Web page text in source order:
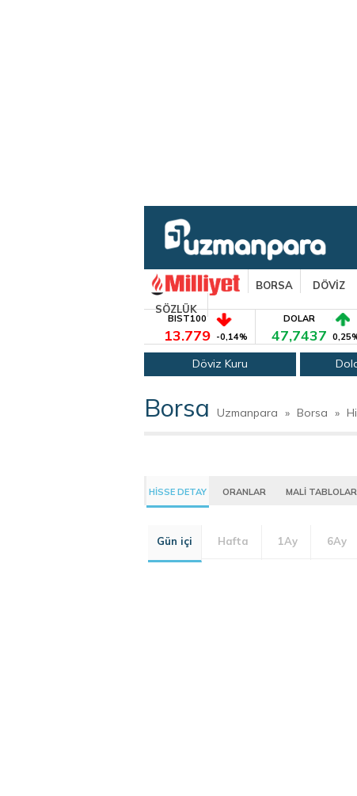
BORSA DÖVİZ
SÖZLÜK
BIST100
13.779 -0,14%
DOLAR
47,7437
Döviz Kuru
Borsa Uzmanpara » Borsa »
HİSSE DETAY ORANLAR MALİ TABLOLAR
Gün içi Hafta 1Ay 6Ay